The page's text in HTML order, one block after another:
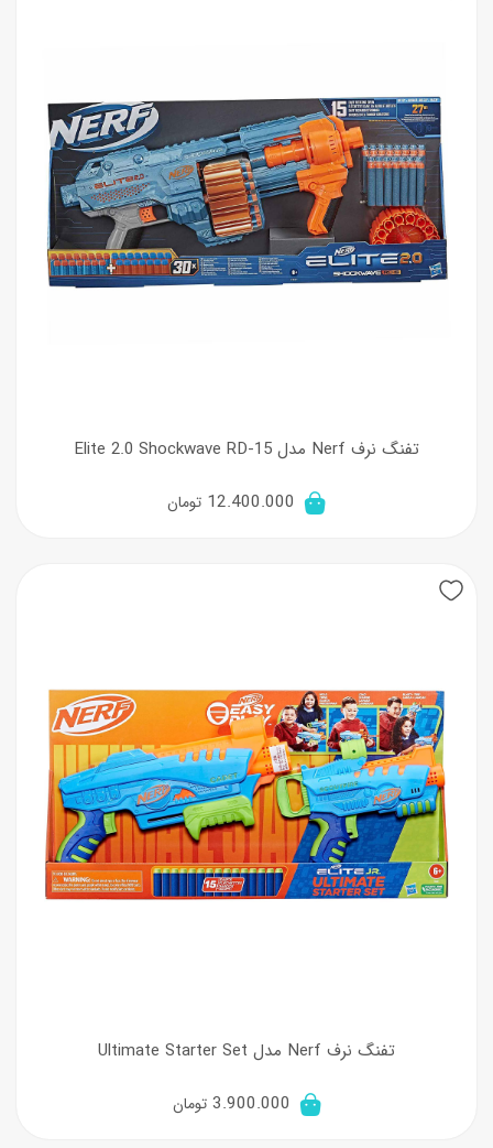
تفنگ نرف Nerf مدل Elite 2.0 Shockwave RD-15
12.400.000 تومان
تفنگ نرف Nerf مدل Ultimate Starter Set
3.900.000 تومان